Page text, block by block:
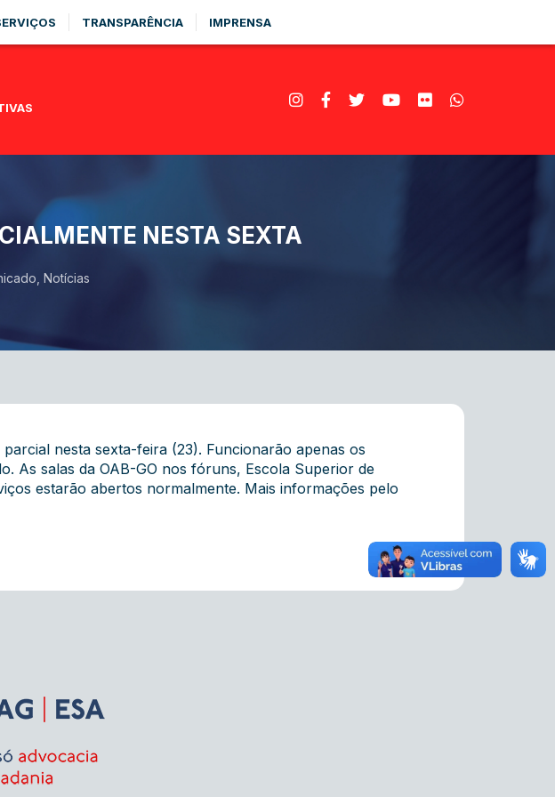
TRANSPARÊNCIA IMPRENSA
NESTA SEXTA
Notícias
nesta sexta-feira (23). Funcionarão apenas os
As salas da OAB-GO nos fóruns, Escola Superior de
estarão abertos normalmente. Mais informações pelo